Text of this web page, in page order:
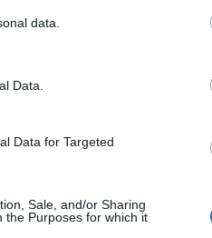
data.
Data.
Data for Targeted
Sale, and/or Sharing
the Purposes for which it
de Policía Local,
Estepa y Osuna.